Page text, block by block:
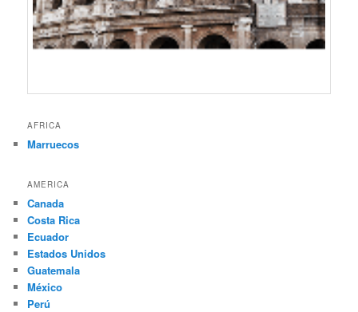
AFRICA
Marruecos
AMERICA
Canada
Costa Rica
Ecuador
Estados Unidos
Guatemala
México
Perú